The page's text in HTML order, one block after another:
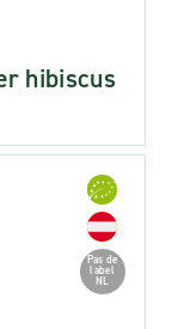
hibiscus
Pas de
label
NL